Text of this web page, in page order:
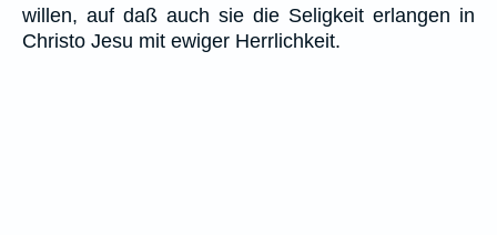
willen, auf daß auch sie die Seligkeit erlangen in
Christo Jesu mit ewiger Herrlichkeit.